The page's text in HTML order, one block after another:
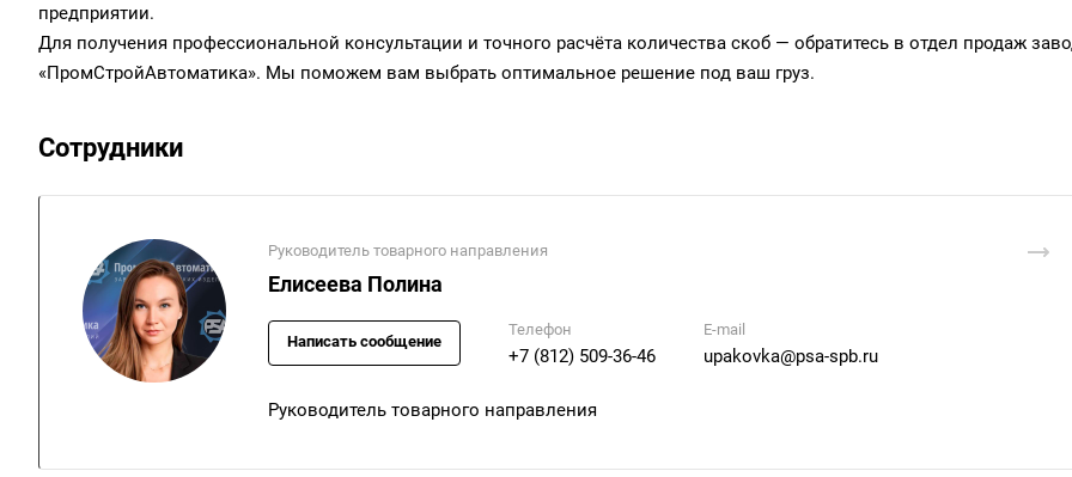
предприятии.
Для получения профессиональной консультации и точного расчёта количества скоб — обратитесь в отдел продаж
«ПромСтройАвтоматика». Мы поможем вам выбрать оптимальное решение под ваш груз.
Сотрудники
Руководитель товарного направления
Елисеева Полина
Написать сообщение
Телефон
+7 (812) 509-36-46
E-mail
upakovka@psa-spb.ru
Руководитель товарного направления